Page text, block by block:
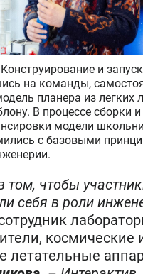
и
на команды,
планера из легких
В процессе сборки и
модели
с базовыми
том, чтобы
себя в роли
космические
летательные